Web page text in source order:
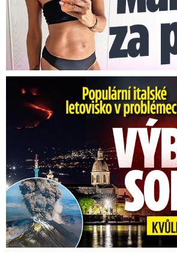
Erupce sicilské sopky Etny: Ruší desítky letů